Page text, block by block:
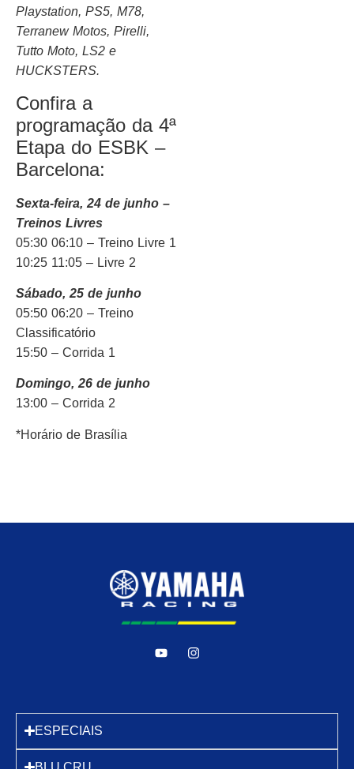
Playstation, PS5, M78,
Terranew Motos, Pirelli,
Tutto Moto, LS2 e
HUCKSTERS.
Confira a
programação da 4ª
Etapa do ESBK –
Barcelona:
Sexta-feira, 24 de junho –
Treinos Livres
05:30 06:10 – Treino Livre 1
10:25 11:05 – Livre 2
Sábado, 25 de junho
05:50 06:20 – Treino
Classificatório
15:50 – Corrida 1
Domingo, 26 de junho
13:00 – Corrida 2
*Horário de Brasília
ESPECIAIS